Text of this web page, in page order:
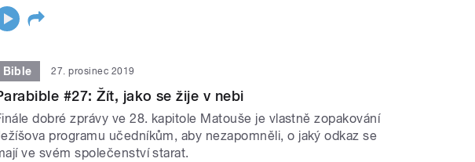
Bible 27. prosinec 2019
#27: Žít, jako se žije v nebi
dobré zprávy ve 28. kapitole Matouše je vlastně zopakování
programu učedníkům, aby nezapomněli, o jaký odkaz se
ve svém společenství starat.